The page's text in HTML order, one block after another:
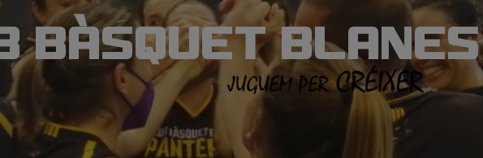
BÀSQUET BLANES
BLANES